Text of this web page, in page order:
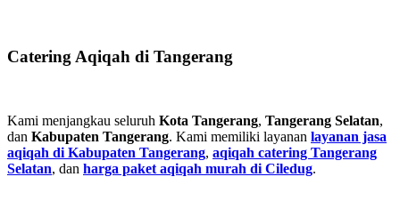
Catering Aqiqah di Tangerang
Kami menjangkau seluruh Kota Tangerang, Tangerang Selatan,
dan Kabupaten Tangerang. Kami memiliki layanan layanan jasa
aqiqah di Kabupaten Tangerang, aqiqah catering Tangerang
Selatan, dan harga paket aqiqah murah di Ciledug.